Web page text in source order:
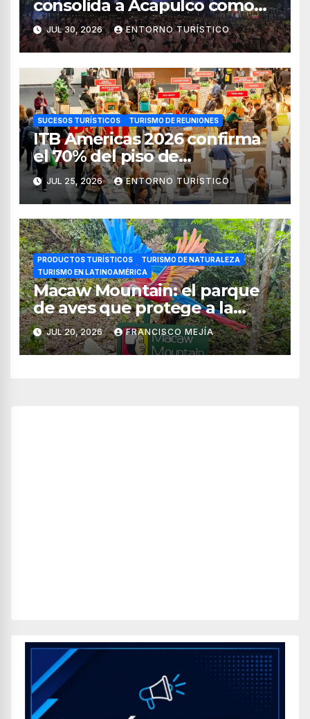
consolida a Acapulco como
destino líder para la industria
de reuniones
JUL 30, 2026 ENTORNO TURÍSTICO
SUCESOS TURÍSTICOS TURISMO DE REUNIONES
ITB Americas 2026 confirma
el 70% del piso de
exposición vendido
JUL 25, 2026 ENTORNO TURÍSTICO
PRODUCTOS TURÍSTICOS
TURISMO DE NATURALEZA
TURISMO EN LATINOAMÉRICA
Macaw Mountain: el parque
de aves que protege a la
guacamaya roja en Honduras
JUL 20, 2026 FRANCISCO MEJÍA